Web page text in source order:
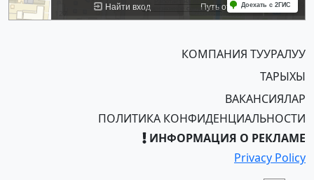
КОМПАНИЯ ТУУРАЛУУ
ТАРЫХЫ
ВАКАНСИЯЛАР
ПОЛИТИКА КОНФИДЕНЦИАЛЬНОСТИ
ИНФОРМАЦИЯ О РЕКЛАМЕ
Privacy Policy